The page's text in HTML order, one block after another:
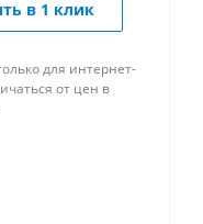
в 1 клик
для интернет-
от цен в